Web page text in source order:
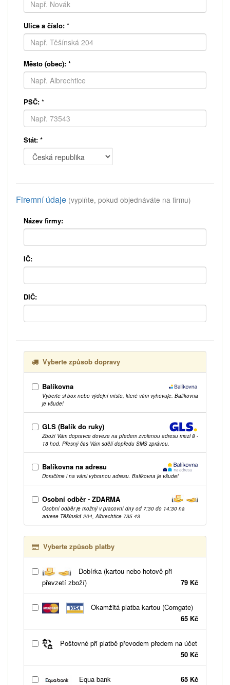
Ulice a číslo: *
Město (obec): *
PSČ: *
Stát: *
Firemní údaje (vyplňte, pokud objednáváte na firmu)
Název firmy:
IČ:
DIČ:
Vyberte způsob dopravy
Balíkovna
Vyberte si box nebo výdejní místo, které vám vyhovuje. Balíkovna
je všude!
GLS (Balík do ruky)
Zboží Vám dopravce doveze na předem zvolenou adresu mezi 8 -
18 hod. Přesný čas Vám sdělí dopředu SMS zprávou.
Balíkovna na adresu
Doručíme i na vámi vybranou adresu. Balíkovna je všude!
Osobní odběr - ZDARMA
Osobní odběr je možný v pracovní dny od 7:30 do 14:30 na
adrese Těšínská 204, Albrechtice 735 43
Vyberte způsob platby
Dobírka (kartou nebo hotově při
převzetí zboží)
79 Kč
Okamžitá platba kartou (Comgate)
65 Kč
Poštovné při platbě převodem předem na účet
50 Kč
Equa bank 65 Kč